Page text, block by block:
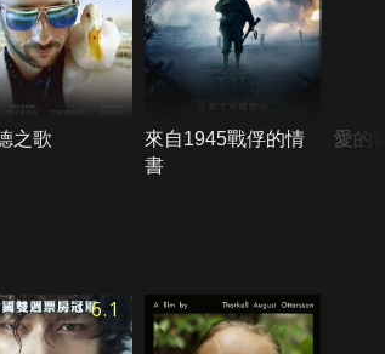
之歌
來自1945戰俘的情
書
愛的
6.1